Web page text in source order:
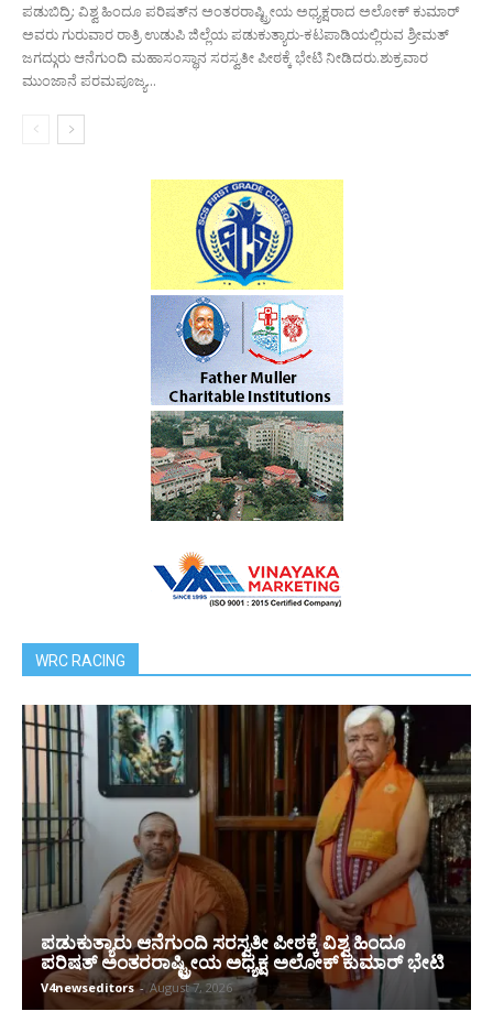
ಪಡುಬಿದ್ರಿ: ವಿಶ್ವ ಹಿಂದೂ ಪರಿಷತ್‌ನ ಅಂತರರಾಷ್ಟ್ರೀಯ ಅಧ್ಯಕ್ಷರಾದ ಅಲೋಕ್ ಕುಮಾರ್
ಅವರು ಗುರುವಾರ ರಾತ್ರಿ ಉಡುಪಿ ಜಿಲ್ಲೆಯ ಪಡುಕುತ್ಯಾರು-ಕಟಪಾಡಿಯಲ್ಲಿರುವ ಶ್ರೀಮತ್
ಜಗದ್ಗುರು ಆನೆಗುಂದಿ ಮಹಾಸಂಸ್ಥಾನ ಸರಸ್ವತೀ ಪೀಠಕ್ಕೆ ಭೇಟಿ ನೀಡಿದರು.ಶುಕ್ರವಾರ
ಮುಂಜಾನೆ ಪರಮಪೂಜ್ಯ...
WRC RACING
ಪಡುಕುತ್ಯಾರು ಆನೆಗುಂದಿ ಸರಸ್ವತೀ ಪೀಠಕ್ಕೆ ವಿಶ್ವ ಹಿಂದೂ
ಪರಿಷತ್ ಅಂತರರಾಷ್ಟ್ರೀಯ ಅಧ್ಯಕ್ಷ ಅಲೋಕ್ ಕುಮಾರ್ ಭೇಟಿ
V4newseditors - August 7, 2026